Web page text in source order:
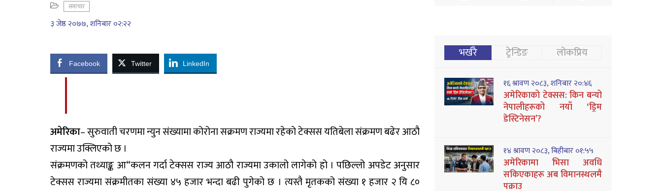
समाचार
३ जेष्ठ २०७७, शनिबार ०२:२२
Facebook Twitter LinkedIn
अमेरिका– सुरुवाती चरणमा न्युन संख्यामा कोरोना सक्रमण राज्यमा रहेको टेक्सस यतिबेला संक्रमण बढेर आठौ
राज्यमा उक्लिएको छ ।
संक्रमणको तथ्याङ्क आ“कलन गर्दा टेक्सस राज्य आठौ राज्यमा उकालो लागेको हो । पछिल्लो अपडेट अनुसार
टेक्सस राज्यमा संक्रमीतका संख्या ४५ हजार भन्दा बढी पुगेको छ । त्यस्तै मृतकको संख्या १ हजार २ यि ८०
भर्खरै ट्रेन्डिङ लोकप्रिय
१६ श्रावण २०८३, शनिबार २०:४६
अमेरिकाको टेक्सस: किन बन्यो
नेपालीहरूको नयाँ ‘ड्रिम
डेस्टिनेसन’?
१४ श्रावण २०८३, बिहीबार ०१:५५
अमेरिकामा भिसा अवधि
सकिएकाहरू अब विमानस्थलमै
पक्राउ